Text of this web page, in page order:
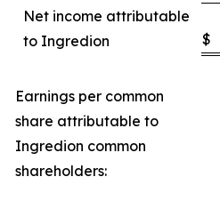
Net income attributable
to Ingredion
$
Earnings per common
share attributable to
Ingredion common
shareholders: